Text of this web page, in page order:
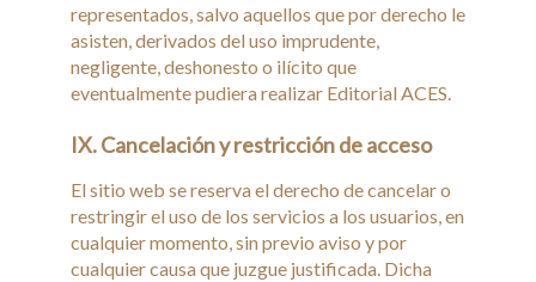
representados, salvo aquellos que por derecho le
asisten, derivados del uso imprudente,
negligente, deshonesto o ilícito que
eventualmente pudiera realizar Editorial ACES.
IX. Cancelación y restricción de acceso
El sitio web se reserva el derecho de cancelar o
restringir el uso de los servicios a los usuarios, en
cualquier momento, sin previo aviso y por
cualquier causa que juzgue justificada. Dicha